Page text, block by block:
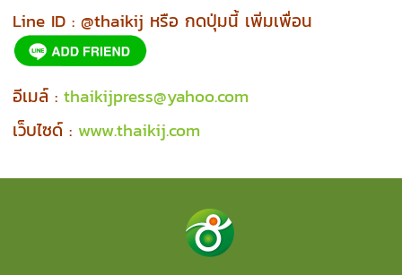
Line ID : @thaikij หรือ กดปุ่มนี้ เพิ่มเพื่อน
อีเมล์ :thaikijpress@yahoo.com
เว็บไซด์ : www.thaikij.com